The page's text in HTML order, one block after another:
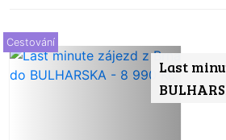
Last
Cestování